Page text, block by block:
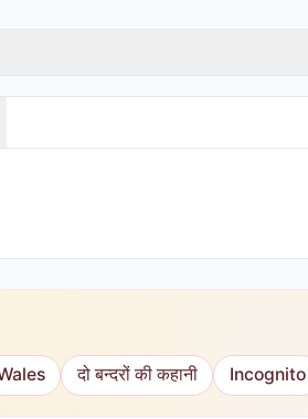
दो बन्दरों की कहानी Incognito